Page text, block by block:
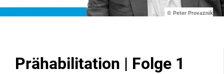
© Peter Provaznik
Prähabilitation | Folge 1